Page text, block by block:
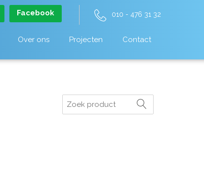
Facebook 010 - 476 31 32
Over ons Projecten Contact
Zoeken